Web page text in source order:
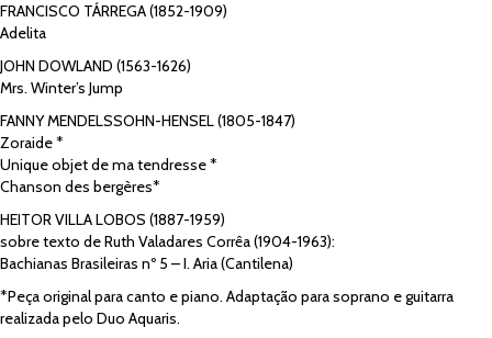
FRANCISCO TÁRREGA (1852-1909)
Adelita
JOHN DOWLAND (1563-1626)
Mrs. Winter’s Jump
FANNY MENDELSSOHN-HENSEL (1805-1847)
Zoraide *
Unique objet de ma tendresse *
Chanson des bergères*
HEITOR VILLA LOBOS (1887-1959)
sobre texto de Ruth Valadares Corrêa (1904-1963):
Bachianas Brasileiras nº 5 – I. Aria (Cantilena)
*Peça original para canto e piano. Adaptação para soprano e guitarra
realizada pelo Duo Aquaris.